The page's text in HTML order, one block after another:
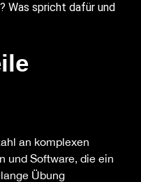
Was spricht dafür und
an komplexen
und Software, die ein
Übung